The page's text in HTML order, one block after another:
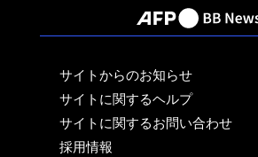
サイトからのお知らせ
サイトに関するヘルプ
サイトに関するお問い合わせ
採用情報